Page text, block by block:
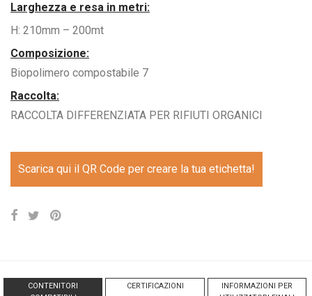
Larghezza e resa in metri:
H: 210mm – 200mt
Composizione:
Biopolimero compostabile 7
Raccolta:
RACCOLTA DIFFERENZIATA PER RIFIUTI ORGANICI
Scarica qui il QR Code per creare la tua etichetta!
CONTENITORI
CERTIFICAZIONI
INFORMAZIONI PER